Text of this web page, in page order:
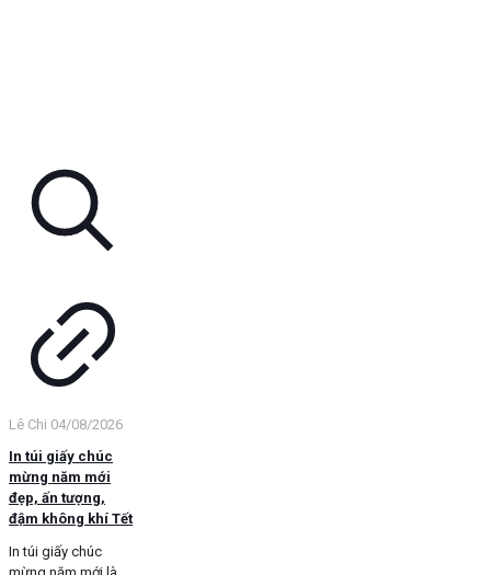
Lê Chi 04/08/2026
In túi giấy chúc
mừng năm mới
đẹp, ấn tượng,
đậm không khí Tết
In túi giấy chúc